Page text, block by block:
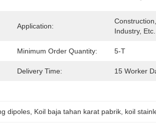
Application:
Industry, Etc.
Minimum Order Quantity: 5-T
Delivery Time: 15 Worker
dipoles Koil baja tahan karat pabrik koil